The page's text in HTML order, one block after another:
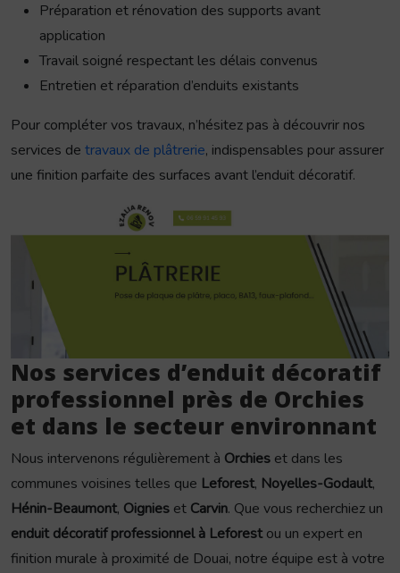
Préparation et rénovation des supports avant
application
Travail soigné respectant les délais convenus
Entretien et réparation d’enduits existants
Pour compléter vos travaux, n’hésitez pas à découvrir nos
services de travaux de plâtrerie, indispensables pour assurer
une finition parfaite des surfaces avant l’enduit décoratif.
Nos services d’enduit décoratif
professionnel près de Orchies
et dans le secteur environnant
Nous intervenons régulièrement à Orchies et dans les
communes voisines telles que Leforest, Noyelles-Godault,
Hénin-Beaumont, Oignies et Carvin. Que vous recherchiez un
enduit décoratif professionnel à Leforest ou un expert en
finition murale à proximité de Douai, notre équipe est à votre